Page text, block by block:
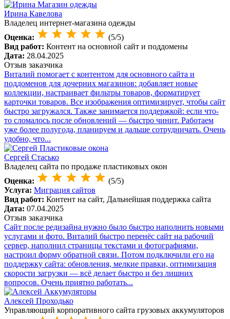
Ирина Кавелова
Владелец интернет-магазина одежды
Оценка:
(5/5)
Вид работ: Контент на основной сайт и поддомены
Дата: 28.04.2025
Отзыв заказчика
Виталий помогает с контентом для основного сайта и
поддоменов для дочерних магазинов: добавляет новые
коллекции, настраивает фильтры товаров, форматирует
карточки товаров. Все изображения оптимизирует, чтобы сайт
быстро загружался. Также занимается поддержкой: если что-
то сломалось после обновлений — быстро чинит. Работаем
уже более полугода, планируем и дальше сотрудничать. Очень
удобно, что...
Сергей Стасько
Владелец сайта по продаже пластиковых окон
Оценка:
(5/5)
Услуга: Миграция сайтов
Вид работ: Контент на сайт, Дальнейшая поддержка сайта
Дата: 07.04.2025
Отзыв заказчика
Сайт после редизайна нужно было быстро наполнить новыми
услугами и фото. Виталий быстро перенёс сайт на рабочий
сервер, наполнил страницы текстами и фотографиями,
настроил форму обратной связи. Потом подключили его на
поддержку сайта: обновления, мелкие правки, оптимизация
скорости загрузки — всё делает быстро и без лишних
вопросов. Очень приятно работать...
Алексей Проходько
Управляющий корпоративного сайта грузовых аккумуляторов